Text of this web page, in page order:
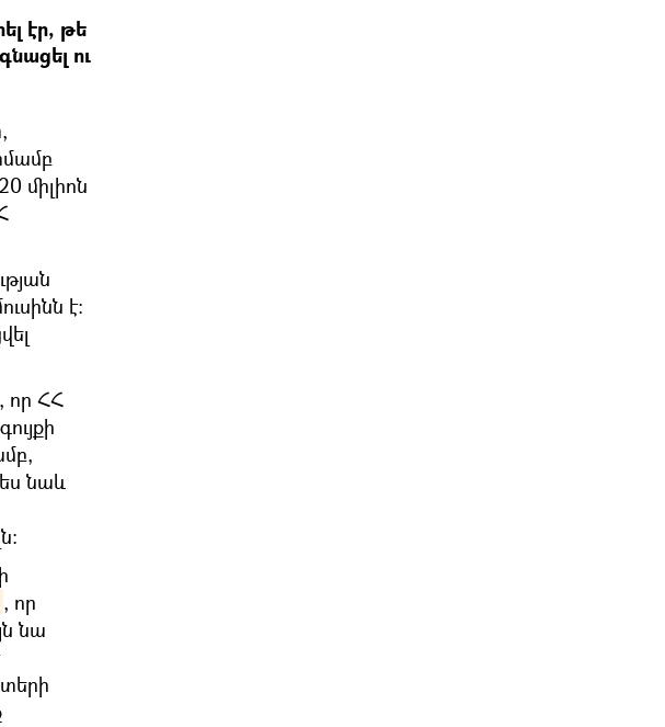
էր, թե
ու
միլիոն
է։
որ ՀՀ
նաև
, որ
նա